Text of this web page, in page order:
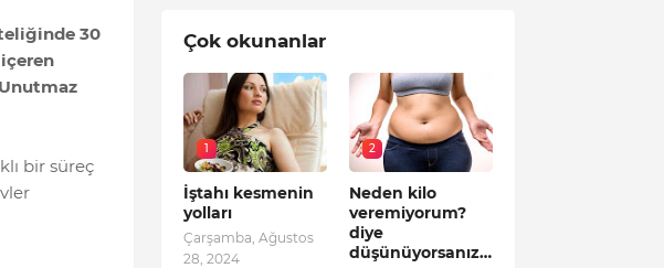
30
bir süreç
Çok okunanlar
1
İştahı kesmenin
yolları
Çarşamba, Ağustos
28, 2024
2
Neden kilo
veremiyorum?
diye
düşünüyorsanız…